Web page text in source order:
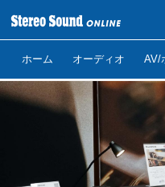
ホーム オーディオ AV/